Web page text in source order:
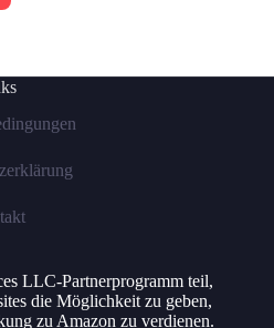
LLC-Partnerprogramm teil,
die Möglichkeit zu geben,
zu Amazon zu verdienen.